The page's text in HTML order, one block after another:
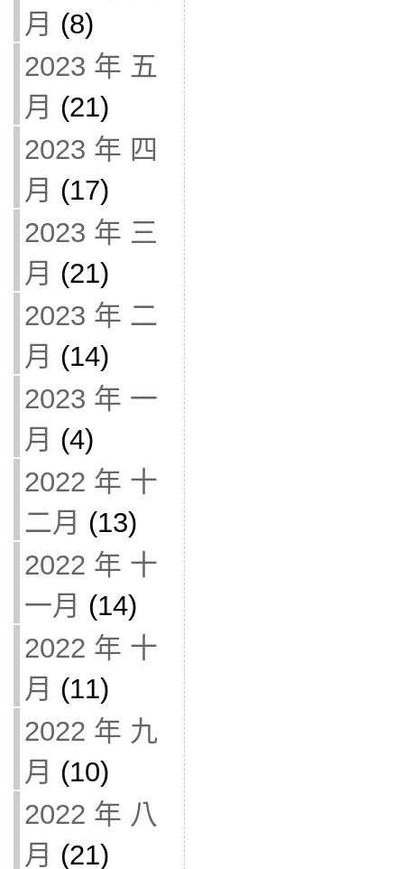
月 (8)
2023 年 五
月 (21)
2023 年 四
月 (17)
2023 年 三
月 (21)
2023 年 二
月 (14)
2023 年 一
月 (4)
2022 年 十
二月 (13)
2022 年 十
一月 (14)
2022 年 十
月 (11)
2022 年 九
月 (10)
2022 年 八
月 (21)